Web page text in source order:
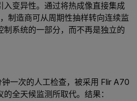
入变异性。通过将热成像直接集成
制造商可从周期性抽样转向连续监
制系统的一部分，而不再是独立的
一次的人工检查，被采用 Flir A70
全天候监测所取代。结果：